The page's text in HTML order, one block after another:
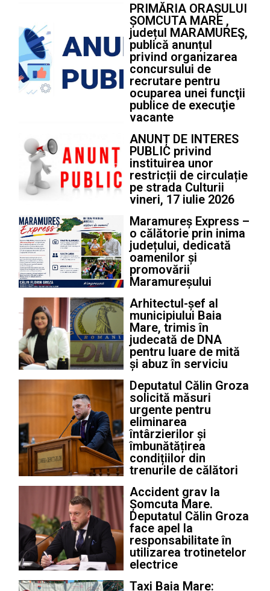
PRIMĂRIA ORAȘULUI
ȘOMCUTA MARE ,
județul MARAMUREŞ,
publică anunțul
privind organizarea
concursului de
recrutare pentru
ocuparea unei funcţii
publice de execuţie
vacante
ANUNȚ DE INTERES
PUBLIC privind
instituirea unor
restricții de circulație
pe strada Culturii
vineri, 17 iulie 2026
Maramureș Express –
o călătorie prin inima
județului, dedicată
oamenilor și
promovării
Maramureșului
Arhitectul-șef al
municipiului Baia
Mare, trimis în
judecată de DNA
pentru luare de mită
și abuz în serviciu
Deputatul Călin Groza
solicită măsuri
urgente pentru
eliminarea
întârzierilor și
îmbunătățirea
condițiilor din
trenurile de călători
Accident grav la
Șomcuta Mare.
Deputatul Călin Groza
face apel la
responsabilitate în
utilizarea trotinetelor
electrice
Taxi Baia Mare: